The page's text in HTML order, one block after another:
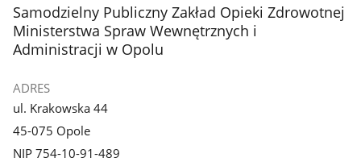
stopka
Samodzielny Publiczny Zakład Opieki Zdrowotnej
Ministerstwa Spraw Wewnętrznych i
Administracji w Opolu
ADRES
ul. Krakowska 44
45-075 Opole
NIP 754-10-91-489